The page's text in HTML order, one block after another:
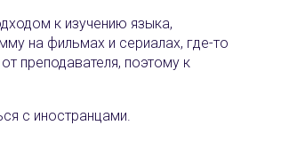
к изучению языка,
на фильмах и сериалах, где-то
преподавателя, поэтому к
с иностранцами.